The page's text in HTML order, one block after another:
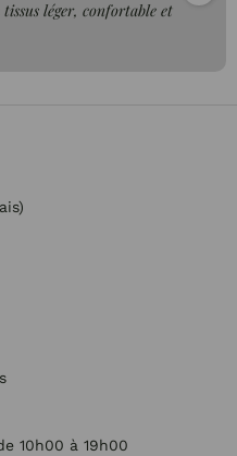
tissus léger, confortable et
10h00 à 19h00